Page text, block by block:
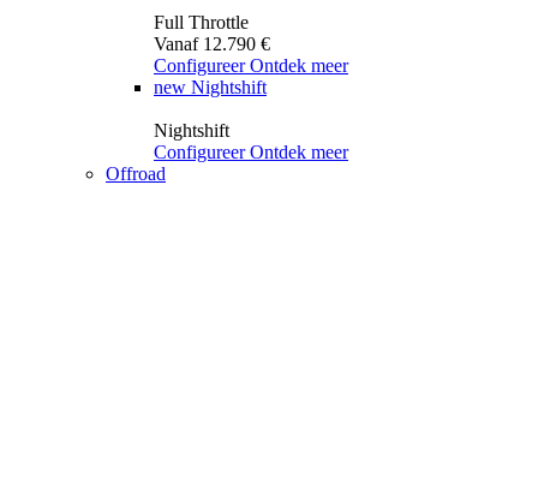
Full Throttle
Vanaf 12.790 €
Configureer Ontdek meer
new Nightshift
Nightshift
Configureer Ontdek meer
Offroad